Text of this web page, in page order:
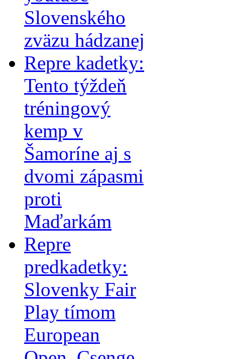
Slovenského
zväzu hádzanej
Repre kadetky:
Tento týždeň
tréningový
kemp v
Šamoríne aj s
dvomi zápasmi
proti
Maďarkám
Repre
predkadetky:
Slovenky Fair
Play tímom
European